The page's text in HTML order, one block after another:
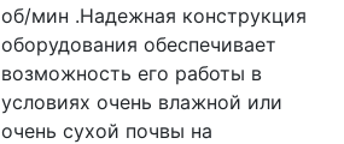
об/мин .Надежная конструкция
оборудования обеспечивает
возможность его работы в
условиях очень влажной или
очень сухой почвы на